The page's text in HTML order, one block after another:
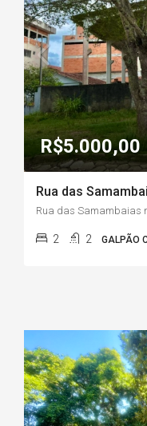
R$5.000,00
Rua das Samambaias
2 2 GALPÃO